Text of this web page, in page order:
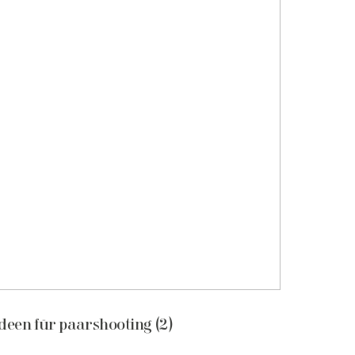
für paarshooting (2)